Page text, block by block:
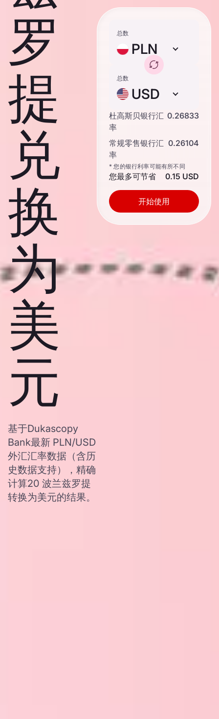
罗
提
兑
换
为
美
元
基于Dukascopy
Bank最新 PLN/USD
外汇汇率数据（含历
史数据支持），精确
计算20 波兰兹罗提
转换为美元的结果。
总数
PLN
总数
USD
杜高斯贝银行汇
率
0.26833
常规零售银行汇
率
0.26104
* 您的银行利率可能有所不同
您最多可节省 0.15 USD
开始使用